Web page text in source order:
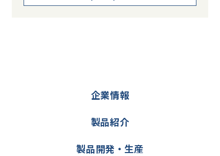
企業情報
製品紹介
製品開発・生産